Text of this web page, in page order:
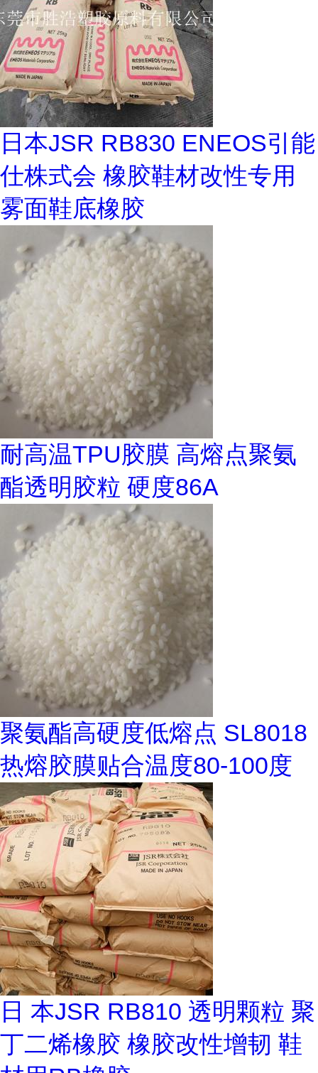
日本JSR RB830 ENEOS引能
仕株式会 橡胶鞋材改性专用
雾面鞋底橡胶
耐高温TPU胶膜 高熔点聚氨
酯透明胶粒 硬度86A
聚氨酯高硬度低熔点 SL8018
热熔胶膜贴合温度80-100度
日 本JSR RB810 透明颗粒 聚
丁二烯橡胶 橡胶改性增韧 鞋